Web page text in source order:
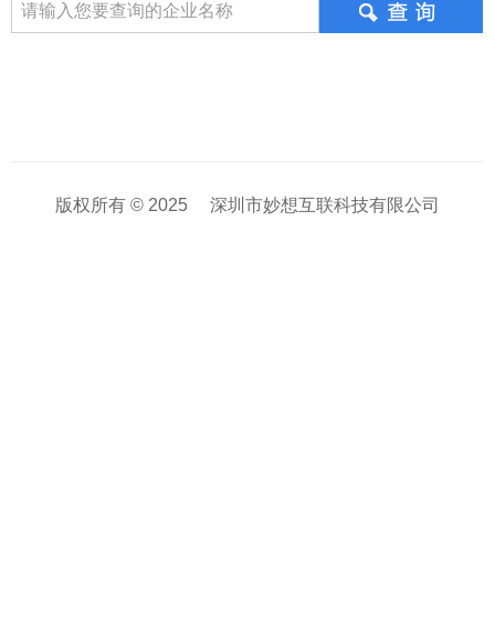
版权所有 © 2025 深圳市妙想互联科技有限公司